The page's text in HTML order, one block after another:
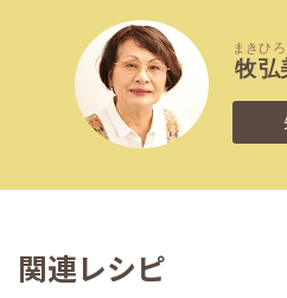
牧
まき
弘
ひ
関連レシピ